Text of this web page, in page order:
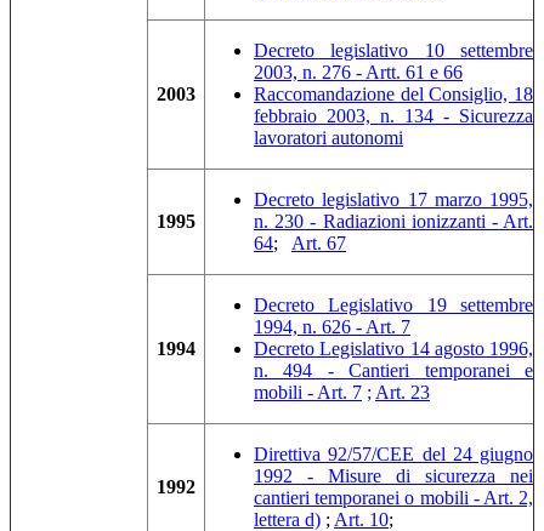
2003
Decreto legislativo 10 settembre
2003, n. 276 - Artt. 61 e 66
Raccomandazione del Consiglio, 18
febbraio 2003, n. 134 - Sicurezza
lavoratori autonomi
1995
Decreto legislativo 17 marzo 1995,
n. 230 - Radiazioni ionizzanti - Art.
64; Art. 67
1994
Decreto Legislativo 19 settembre
1994, n. 626 - Art. 7
Decreto Legislativo 14 agosto 1996,
n. 494 - Cantieri temporanei e
mobili - Art. 7 ; Art. 23
1992
Direttiva 92/57/CEE del 24 giugno
1992 - Misure di sicurezza nei
cantieri temporanei o mobili - Art. 2,
lettera d) ; Art. 10;